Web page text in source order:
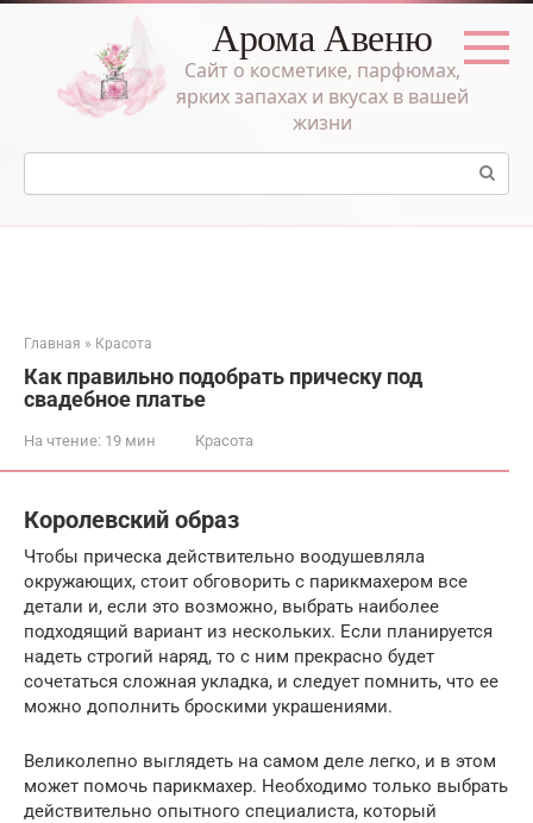
Перейти
Арома Авеню
Сайт о косметике, парфюмах,
ярких запахах и вкусах в вашей
жизни
Поиск:
Главная » Красота
Как правильно подобрать прическу под
свадебное платье
На чтение: 19 мин Красота
Королевский образ
Чтобы прическа действительно воодушевляла
окружающих, стоит обговорить с парикмахером все
детали и, если это возможно, выбрать наиболее
подходящий вариант из нескольких. Если планируется
надеть строгий наряд, то с ним прекрасно будет
сочетаться сложная укладка, и следует помнить, что ее
можно дополнить броскими украшениями.
Великолепно выглядеть на самом деле легко, и в этом
может помочь парикмахер. Необходимо только выбрать
действительно опытного специалиста, который